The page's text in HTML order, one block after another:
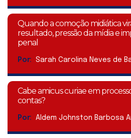
Quando a comoção midiática
resultado, pressão da mídia e
penal
Por: Sarah Carolina Neves de
Cabe amicus curiae em
contas?
Por: Aldem Johnston Barbosa